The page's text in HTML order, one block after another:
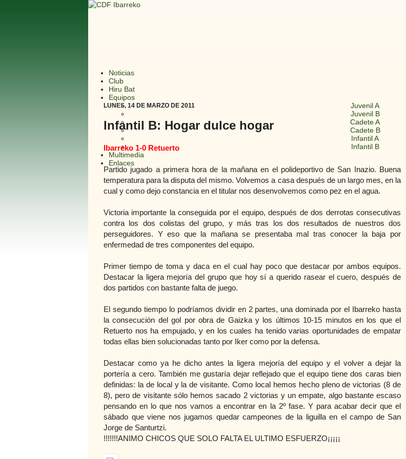
Noticias
Club
Hiru Bat
Equipos
Juvenil A
Juvenil B
Cadete A
Cadete B
Infantil A
Infantil B
Multimedia
Enlaces
LUNES, 14 DE MARZO DE 2011
Infantil B: Hogar dulce hogar
Ibarreko 1-0 Retuerto
Partido jugado a primera hora de la mañana en el polideportivo de San Inazio. Buena
temperatura para la disputa del mismo. Volvemos a casa después de un largo mes, en la
cual y como dejo constancia en el titular nos desenvolvemos como pez en el agua.
Victoria importante la conseguida por el equipo, después de dos derrotas consecutivas
contra los dos colistas del grupo, y más tras los dos resultados de nuestros dos
perseguidores. Y eso que la mañana se presentaba mal tras conocer la baja por
enfermedad de tres componentes del equipo.
Primer tiempo de toma y daca en el cual hay poco que destacar por ambos equipos.
Destacar la ligera mejoría del grupo que hoy sí a querido rasear el cuero, después de
dos partidos con bastante falta de juego.
El segundo tiempo lo podríamos dividir en 2 partes, una dominada por el Ibarreko hasta
la consecución del gol por obra de Gaizka y los últimos 10-15 minutos en los que el
Retuerto nos ha empujado, y en los cuales ha tenido varias oportunidades de empatar
todas ellas bien solucionadas tanto por Iker como por la defensa.
Destacar como ya he dicho antes la ligera mejoría del equipo y el volver a dejar la
portería a cero. También me gustaría dejar reflejado que el equipo tiene dos caras bien
definidas: la de local y la de visitante. Como local hemos hecho pleno de victorias (8 de
8), pero de visitante sólo hemos sacado 2 victorias y un empate, algo bastante escaso
pensando en lo que nos vamos a encontrar en la 2º fase. Y para acabar decir que el
sábado que viene nos jugamos quedar campeones de la liguilla en el campo de San
Jorge de Santurtzi.
!!!!!!!ANIMO CHICOS QUE SOLO FALTA EL ULTIMO ESFUERZO¡¡¡¡¡